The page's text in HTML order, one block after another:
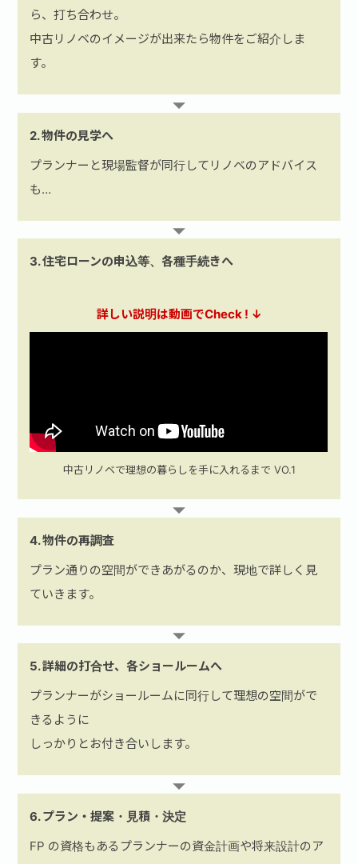
ら、打ち合わせ。
中古リノベのイメージが出来たら物件をご紹介しま
す。
2. 物件の見学へ
プランナーと現場監督が同行してリノベのアドバイス
も…
3. 住宅ローンの申込等、各種手続きへ
詳しい説明は動画でCheck ! ↓
中古リノベで理想の暮らしを手に入れるまで VO.1
4. 物件の再調査
プラン通りの空間ができあがるのか、現地で詳しく見
ていきます。
5. 詳細の打合せ、各ショールームへ
プランナーがショールームに同行して理想の空間がで
きるように
しっかりとお付き合いします。
6. プラン・提案・見積・決定
FP の資格もあるプランナーの資金計画や将来設計のア